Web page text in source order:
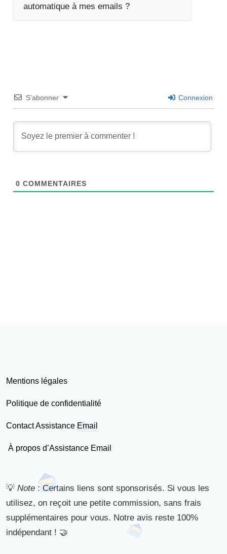
automatique à mes emails ?
S’abonner Connexion
0 COMMENTAIRES
Mentions légales
Politique de confidentialité
Contact Assistance Email
À propos d’Assistance Email
💡 Note : Certains liens sont sponsorisés. Si vous les
utilisez, on reçoit une petite commission, sans frais
supplémentaires pour vous. Notre avis reste 100%
indépendant ! 🤝